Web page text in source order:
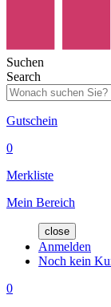
Suchen
Search
Gutschein
0
Merkliste
Mein Bereich
close
Anmelden
Noch kein
0